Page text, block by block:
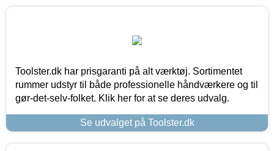
Toolster.dk har prisgaranti på alt værktøj. Sortimentet
rummer udstyr til både professionelle håndværkere og til
gør-det-selv-folket. Klik her for at se deres udvalg.
Se udvalget på Toolster.dk